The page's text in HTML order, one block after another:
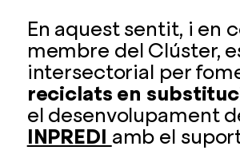
En aquest sentit, i en
membre del Clúster,
intersectorial per
reciclats en
el desenvolupament
INPREDI amb el